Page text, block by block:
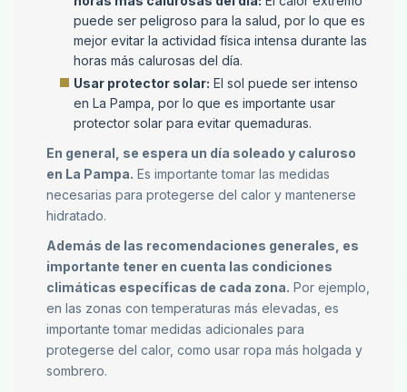
puede ser peligroso para la salud, por lo que es
mejor evitar la actividad física intensa durante las
horas más calurosas del día.
Usar protector solar: El sol puede ser intenso
en La Pampa, por lo que es importante usar
protector solar para evitar quemaduras.
En general, se espera un día soleado y caluroso
en La Pampa. Es importante tomar las medidas
necesarias para protegerse del calor y mantenerse
hidratado.
Además de las recomendaciones generales, es
importante tener en cuenta las condiciones
climáticas específicas de cada zona. Por ejemplo,
en las zonas con temperaturas más elevadas, es
importante tomar medidas adicionales para
protegerse del calor, como usar ropa más holgada y
sombrero.